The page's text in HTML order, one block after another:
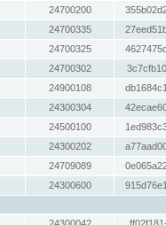
24700200
24700335
24700325
24700302
24900108
24300304
24500100
24300202
24709089
24300600